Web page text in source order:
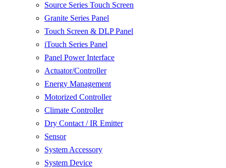
Source Series Touch Screen
Granite Series Panel
Touch Screen & DLP Panel
iTouch Series Panel
Panel Power Interface
Actuator/Controller
Energy Management
Motorized Controller
Climate Controller
Dry Contact / IR Emitter
Sensor
System Accessory
System Device